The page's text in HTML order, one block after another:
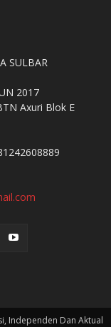
SULBAR
2017
Axuri Blok E
Independen Dan Aktual